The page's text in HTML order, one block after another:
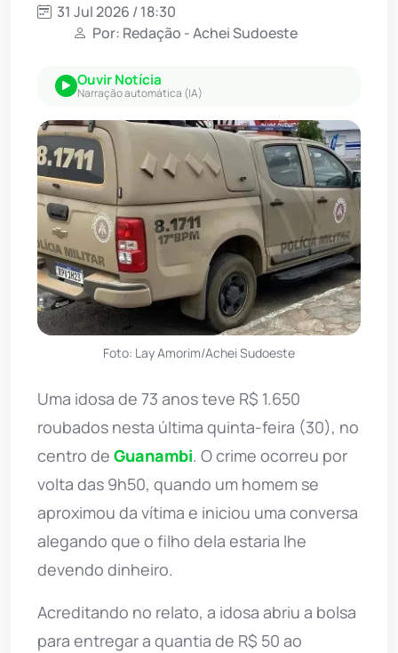
31 Jul 2026 / 18:30
Por: Redação - Achei Sudoeste
Ouvir Notícia
Narração automática (IA)
Foto: Lay Amorim/Achei Sudoeste
Uma idosa de 73 anos teve R$ 1.650
roubados nesta última quinta-feira (30), no
centro de Guanambi. O crime ocorreu por
volta das 9h50, quando um homem se
aproximou da vítima e iniciou uma conversa
alegando que o filho dela estaria lhe
devendo dinheiro.
Acreditando no relato, a idosa abriu a bolsa
para entregar a quantia de R$ 50 ao